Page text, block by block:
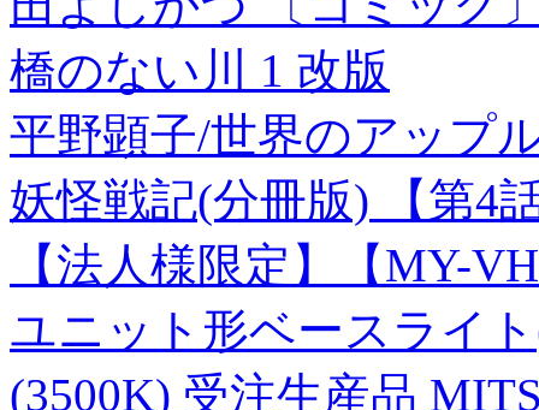
橋のない川 1 改版
平野顕子/世界のアップ
妖怪戦記(分冊版) 【第4
【法人様限定】【MY-
ユニット形ベースライ
(3500K) 受注生産品